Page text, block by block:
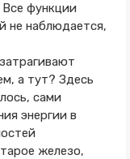
функции
не наблюдается,
а тут? Здесь
сами
энергии в
железо,